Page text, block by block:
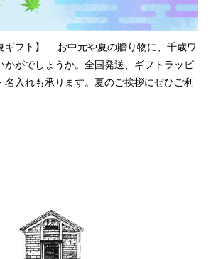
ギフト】 お中元や夏の贈り物に、千歳ワ
かがでしょうか。全国発送、ギフトラッピ
名入れも承ります。夏のご挨拶にぜひご利